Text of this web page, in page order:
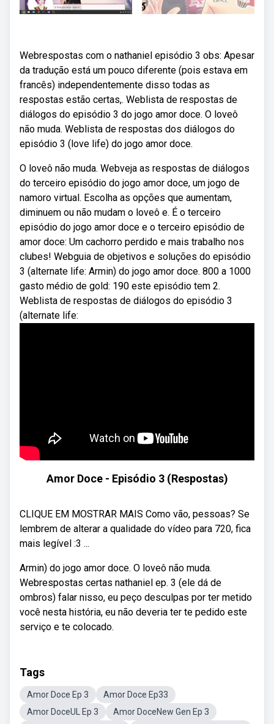
Webrespostas com o nathaniel episódio 3 obs: Apesar
da tradução está um pouco diferente (pois estava em
francês) independentemente disso todas as
respostas estão certas,. Weblista de respostas de
diálogos do episódio 3 do jogo amor doce. O loveô
não muda. Weblista de respostas dos diálogos do
episódio 3 (love life) do jogo amor doce.
O loveô não muda. Webveja as respostas de diálogos
do terceiro episódio do jogo amor doce, um jogo de
namoro virtual. Escolha as opções que aumentam,
diminuem ou não mudam o loveô e. É o terceiro
episódio do jogo amor doce e o terceiro episódio de
amor doce: Um cachorro perdido e mais trabalho nos
clubes! Webguia de objetivos e soluções do episódio
3 (alternate life: Armin) do jogo amor doce. 800 a 1000
gasto médio de gold: 190 este episódio tem 2.
Weblista de respostas de diálogos do episódio 3
(alternate life:
Amor Doce - Episódio 3 (Respostas)
CLIQUE EM MOSTRAR MAIS Como vão, pessoas? Se
lembrem de alterar a qualidade do vídeo para 720, fica
mais legível :3 ...
Armin) do jogo amor doce. O loveô não muda.
Webrespostas certas nathaniel ep. 3 (ele dá de
ombros) falar nisso, eu peço desculpas por ter metido
você nesta história, eu não deveria ter te pedido este
serviço e te colocado.
Tags
Amor Doce Ep 3
Amor Doce Ep33
Amor DoceUL Ep 3
Amor DoceNew Gen Ep 3